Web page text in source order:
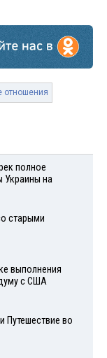
отношения
полное
Украины на
старыми
выполнения
с США
Путешествие во